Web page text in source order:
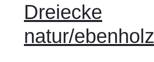
Dreiecke
natur/ebenholz